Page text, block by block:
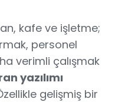
kafe ve işletme;
personel
verimli çalışmak
yazılımı
gelişmiş bir